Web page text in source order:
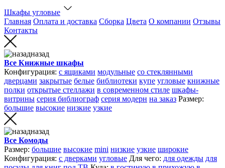
Шкафы угловые
Главная Оплата и доставка Сборка Цвета О компании Отзывы
Контакты
назад
Все Книжные шкафы
Конфигурация: с ящиками модульные со стеклянными
дверцами закрытые белые библиотеки купе угловые книжные
полки открытые стеллажи в современном стиле шкафы-
витрины серия библиограф серия модерн на заказ Размер:
большие высокие низкие узкие
назад
Все Комоды
Размер: большие высокие mini низкие узкие широкие
Конфигурация: с дверками угловые Для чего: для одежды для